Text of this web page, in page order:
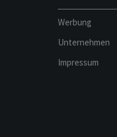
Werbung
Unternehmen
Impressum